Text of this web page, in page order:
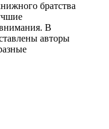
братства
В
авторы